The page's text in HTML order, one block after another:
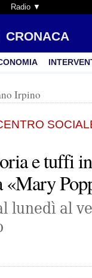
Radio ▼
CRONACA
Irpino
e tuffi
«Mary
lunedì al